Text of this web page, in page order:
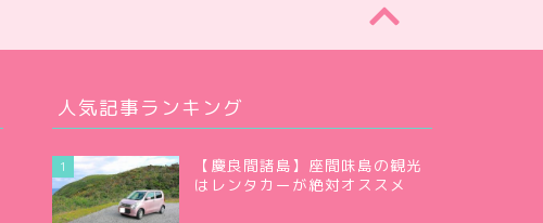
人気記事ランキング
1
【慶良間諸島】座間味島の観光
はレンタカーが絶対オススメ